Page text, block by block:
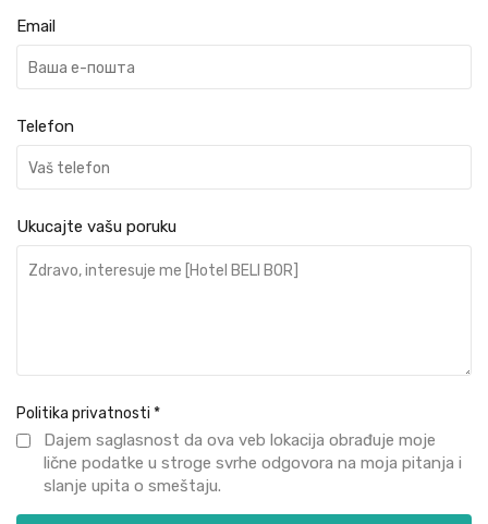
Email
Telefon
Ukucajte vašu poruku
Politika privatnosti *
Dajem saglasnost da ova veb lokacija obrađuje moje
lične podatke u stroge svrhe odgovora na moja pitanja i
slanje upita o smeštaju.